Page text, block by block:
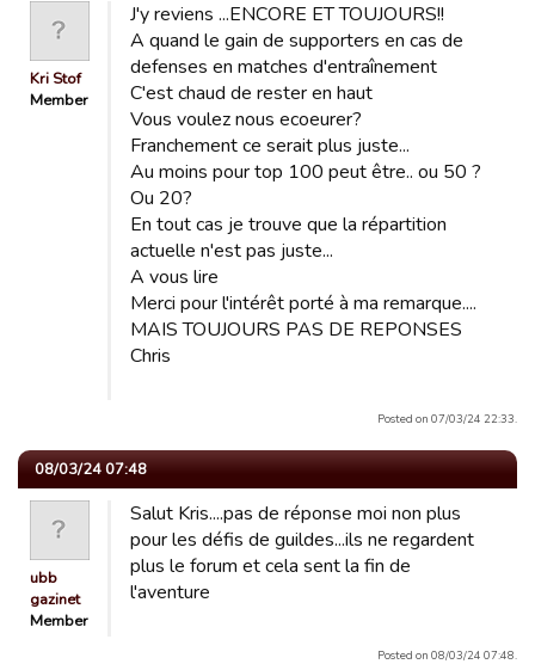
Kri Stof
Member
J'y reviens ...ENCORE ET TOUJOURS!!
A quand le gain de supporters en cas de
defenses en matches d'entraînement
C'est chaud de rester en haut
Vous voulez nous ecoeurer?
Franchement ce serait plus juste...
Au moins pour top 100 peut être.. ou 50 ?
Ou 20?
En tout cas je trouve que la répartition
actuelle n'est pas juste...
A vous lire
Merci pour l'intérêt porté à ma remarque....
MAIS TOUJOURS PAS DE REPONSES
Chris
Posted on 07/03/24 22:33.
08/03/24 07:48
ubb
gazinet
Member
Salut Kris....pas de réponse moi non plus
pour les défis de guildes...ils ne regardent
plus le forum et cela sent la fin de
l'aventure
Posted on 08/03/24 07:48.